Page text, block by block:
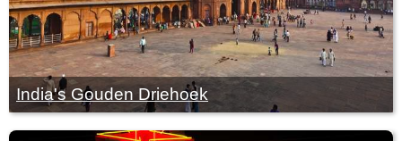
India's Gouden Driehoek